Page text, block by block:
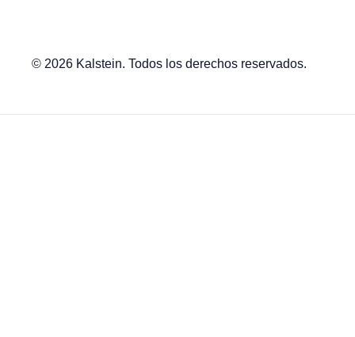
© 2026 Kalstein. Todos los derechos reservados.